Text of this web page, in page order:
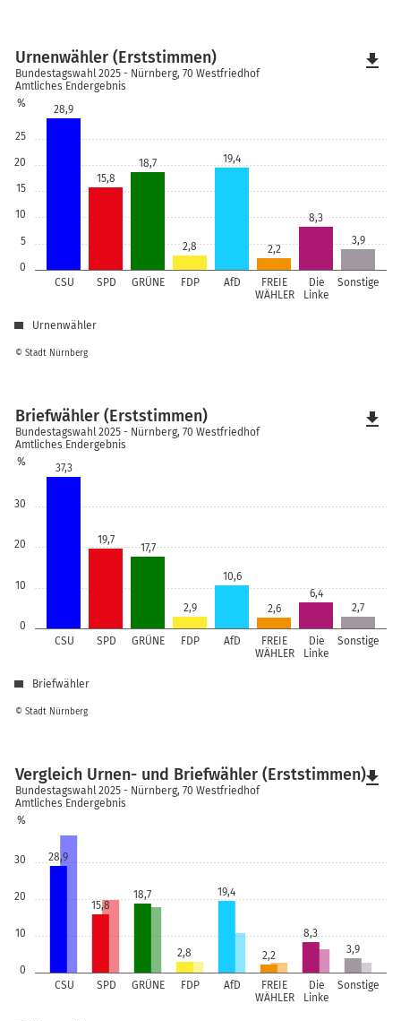
0
5
10
15
20
25
%
CSU SPD GRÜNE FDP AfD
FREIE
WÄHLER
Die
Linke
Sonstige
28,9
15,8
18,7
2,8
19,4
2,2
8,3
3,9
© Stadt Nürnberg
Urnenwähler (Erststimmen)
Bundestagswahl 2025 - Nürnberg, 70 Westfriedhof
Amtliches Endergebnis
Urnenwähler
file_download
0
10
20
30
%
CSU SPD GRÜNE FDP AfD
FREIE
WÄHLER
Die
Linke
Sonstige
37,3
19,7
17,7
2,9
10,6
2,6
6,4
2,7
© Stadt Nürnberg
Briefwähler (Erststimmen)
Bundestagswahl 2025 - Nürnberg, 70 Westfriedhof
Amtliches Endergebnis
Briefwähler
file_download
0
10
20
30
%
CSU SPD GRÜNE FDP AfD
FREIE
WÄHLER
Die
Linke
Sonstige
28,9
15,8
18,7
2,8
19,4
2,2
8,3
3,9
Vergleich Urnen- und Briefwähler (Erststimmen)
Bundestagswahl 2025 - Nürnberg, 70 Westfriedhof
Amtliches Endergebnis
file_download